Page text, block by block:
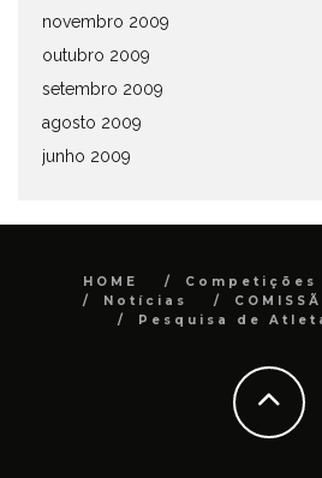
novembro 2009
outubro 2009
setembro 2009
agosto 2009
junho 2009
HOME Competições
Notícias
Pesquisa de